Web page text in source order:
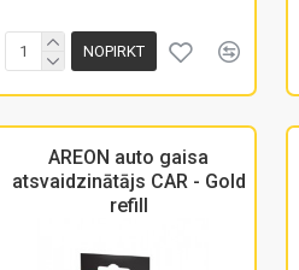
NOPIRKT
AREON auto gaisa
atsvaidzinātājs CAR - Gold
refill